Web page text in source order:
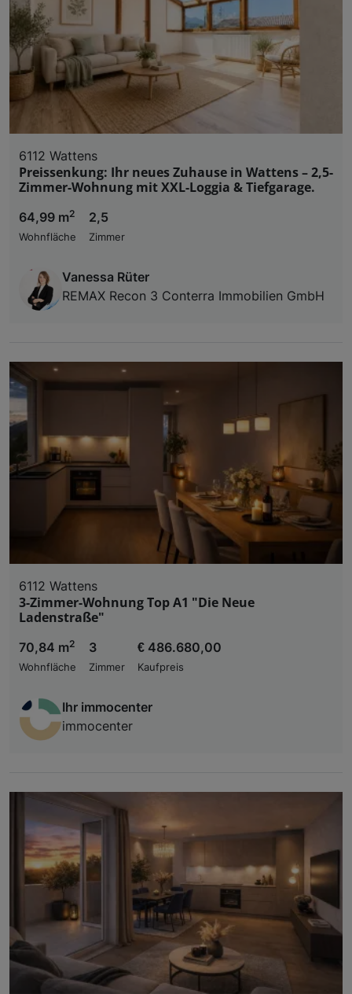
6112 Wattens
Preissenkung: Ihr neues Zuhause in Wattens – 2,5-
Zimmer-Wohnung mit XXL-Loggia & Tiefgarage.
64,99 m2
Wohnfläche
2,5
Zimmer
Vanessa Rüter
REMAX Recon 3 Conterra Immobilien GmbH
6112 Wattens
3-Zimmer-Wohnung Top A1 "Die Neue
Ladenstraße"
70,84 m2
Wohnfläche
3
Zimmer
€ 486.680,00
Kaufpreis
Ihr immocenter
immocenter